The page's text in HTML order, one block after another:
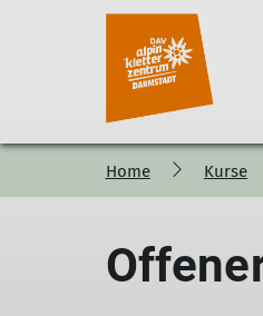
Schnupperklettern
Kletterkids
Home Kurse